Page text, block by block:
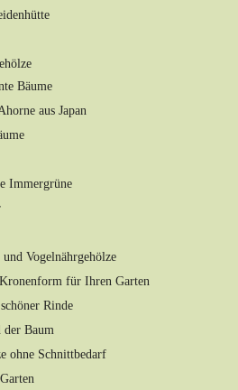
Bäume
aus Japan
Immergrüne
und Vogelnährgehölze
für Ihren Garten
Rinde
der Baum
ohne Schnittbedarf